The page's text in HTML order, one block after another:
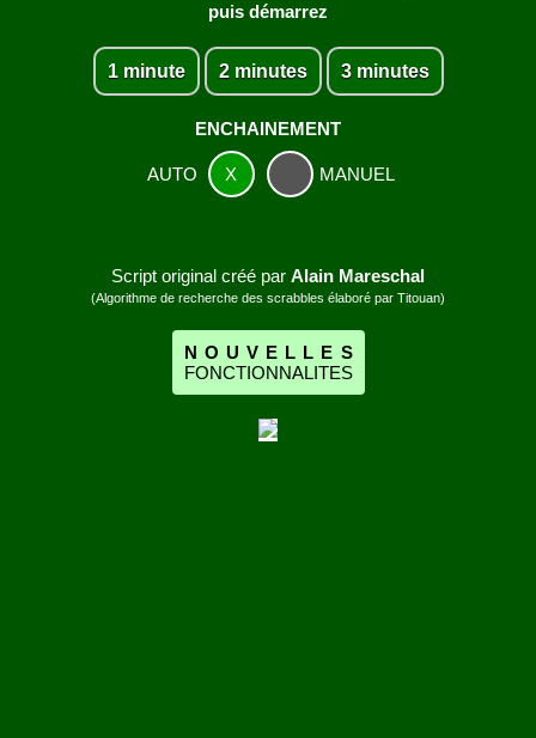
puis démarrez
1 minute 2 minutes 3 minutes
ENCHAINEMENT
AUTO X MANUEL
Script original créé par Alain Mareschal
(Algorithme de recherche des scrabbles élaboré par Titouan)
N O U V E L L E S
FONCTIONNALITES